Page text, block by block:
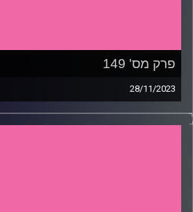
פרק מס' 149
28/11/2023
השבוע – איך רוני ראתה שכן עירום?
הכדורגלנים הערבים-ישראלים, איך